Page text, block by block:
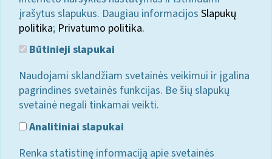
įrašytus slapukus. Daugiau informacijos Slapukų
politika; Privatumo politika.
Būtinieji slapukai
Naudojami sklandžiam svetainės veikimui ir įgalina
pagrindines svetainės funkcijas. Be šių slapukų
svetainė negali tinkamai veikti.
Analitiniai slapukai
Renka statistinę informaciją apie svetainės